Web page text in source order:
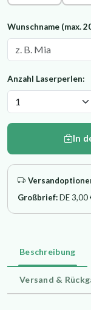
Wunschname (max.
Anzahl Laserperlen:
In
Großbrief:DE 3,00
Beschreibung
Versand &